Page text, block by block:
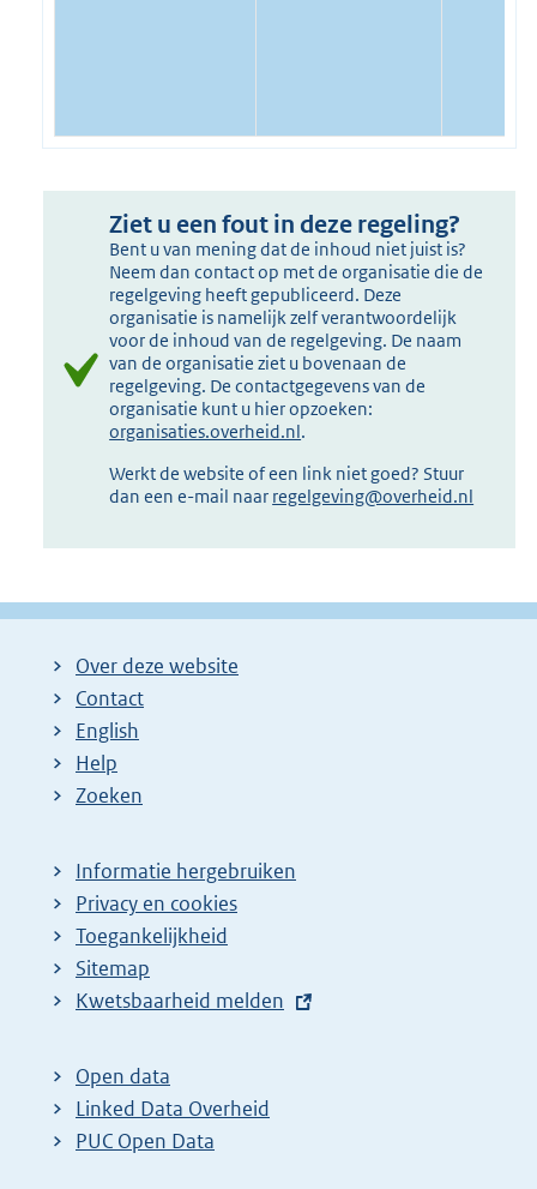
Ziet u een fout in deze regeling?
Bent u van mening dat de inhoud niet juist is?
Neem dan contact op met de organisatie die de
regelgeving heeft gepubliceerd. Deze
organisatie is namelijk zelf verantwoordelijk
voor de inhoud van de regelgeving. De naam
van de organisatie ziet u bovenaan de
regelgeving. De contactgegevens van de
organisatie kunt u hier opzoeken:
organisaties.overheid.nl.
Werkt de website of een link niet goed? Stuur
dan een e-mail naar regelgeving@overheid.nl
Over deze website
Contact
English
Help
Zoeken
Informatie hergebruiken
Privacy en cookies
Toegankelijkheid
Sitemap
E
t
e
r
Kwetsbaarheid melden
Open data
Linked Data Overheid
PUC Open Data